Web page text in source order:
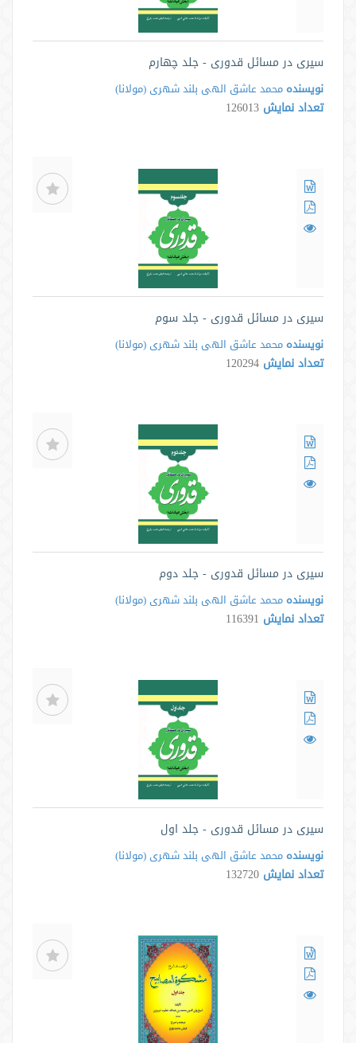
سیری در مسائل قدوری - جلد چهارم
نویسنده محمد عاشق الهى بلند شهرى ‌(مولانا)
تعداد نمایش 126013
سیری در مسائل قدوری - جلد سوم
نویسنده محمد عاشق الهى بلند شهرى ‌(مولانا)
تعداد نمایش 120294
سیری در مسائل قدوری - جلد دوم
نویسنده محمد عاشق الهى بلند شهرى ‌(مولانا)
تعداد نمایش 116391
سیری در مسائل قدوری - جلد اول
نویسنده محمد عاشق الهى بلند شهرى ‌(مولانا)
تعداد نمایش 132720